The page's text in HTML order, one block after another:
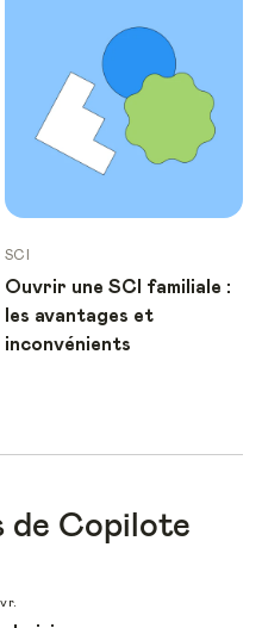
SCI
Ouvrir une SCI familiale :
les avantages et
inconvénients
de Copilote